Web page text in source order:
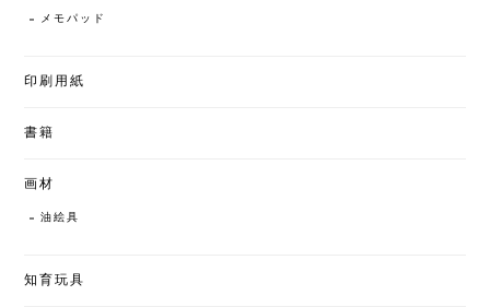
メモパッド
印刷用紙
書籍
画材
油絵具
知育玩具